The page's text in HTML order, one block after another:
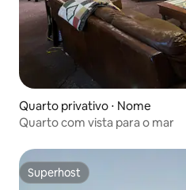
Quarto privativo ⋅ Nome
Quarto com vista para o mar
Superhost
Superhost